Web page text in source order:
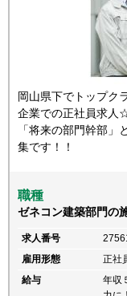
岡山県下でトップク
企業での正社員求人
「将来の部門幹部
集です！！
職種
ゼネコン建築部門の
求人番号
雇用形態
正社
給与
年収